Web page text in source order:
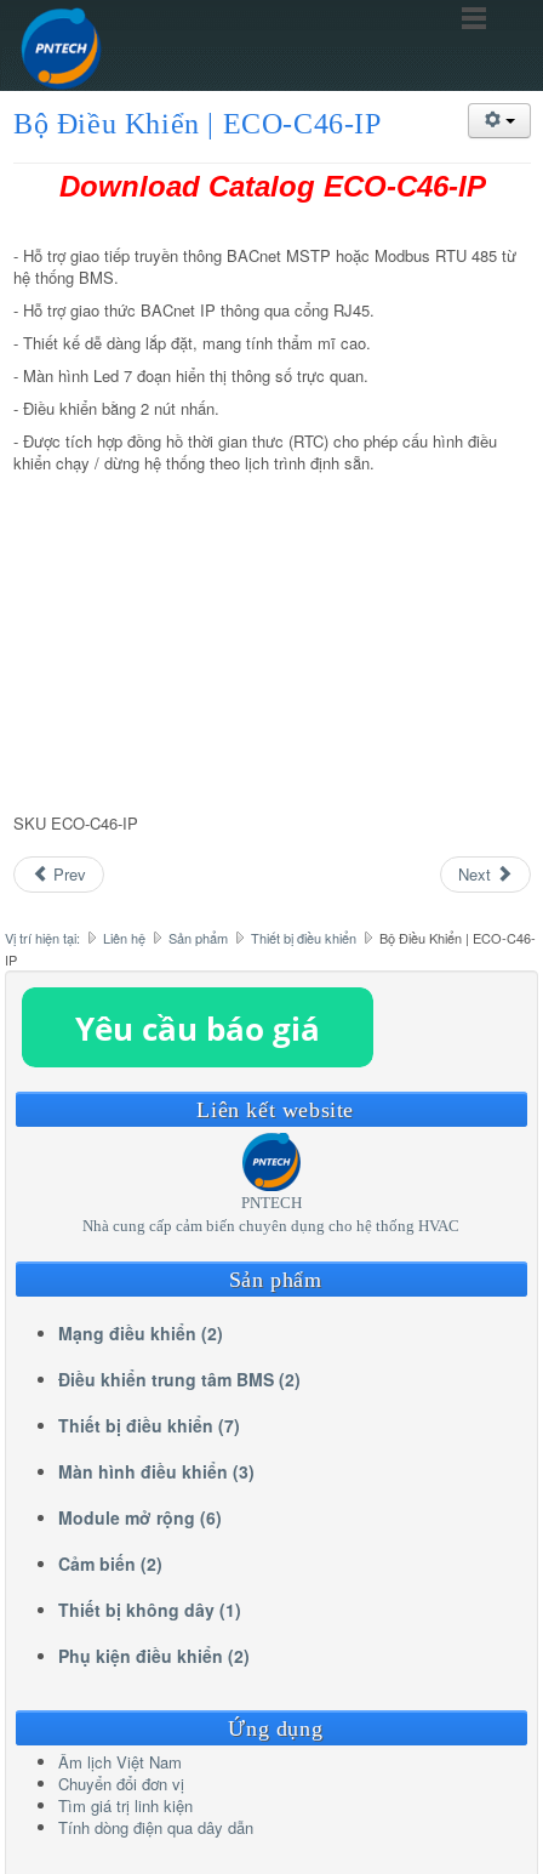
Bộ Điều Khiển | ECO-C46-IP
Download Catalog ECO-C46-IP
- Hỗ trợ giao tiếp truyền thông BACnet MSTP hoặc Modbus RTU 485 từ
hệ thống BMS.
- Hỗ trợ giao thức BACnet IP thông qua cổng RJ45.
- Thiết kế dễ dàng lắp đặt, mang tính thẩm mĩ cao.
- Màn hình Led 7 đoạn hiển thị thông số trực quan.
- Điều khiển bằng 2 nút nhấn.
- Được tích hợp đồng hồ thời gian thưc (RTC) cho phép cấu hình điều
khiển chạy / dừng hệ thống theo lịch trình định sẵn.
SKU ECO-C46-IP
Prev Next
Vị trí hiện tại: Liên hệ Sản phẩm Thiết bị điều khiển
Bộ Điều Khiển | ECO-C46-
IP
Liên kết website
PNTECH
Nhà cung cấp cảm biến chuyên dụng cho hệ thống HVAC
Sản phẩm
Mạng điều khiển (2)
Điều khiển trung tâm BMS (2)
Thiết bị điều khiển (7)
Màn hình điều khiển (3)
Module mở rộng (6)
Cảm biến (2)
Thiết bị không dây (1)
Phụ kiện điều khiển (2)
Ứng dụng
Âm lịch Việt Nam
Chuyển đổi đơn vị
Tìm giá trị linh kiện
Tính dòng điện qua dây dẫn